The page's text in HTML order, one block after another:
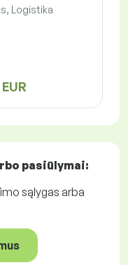
Logistika
pasiūlymai:
sąlygas arba